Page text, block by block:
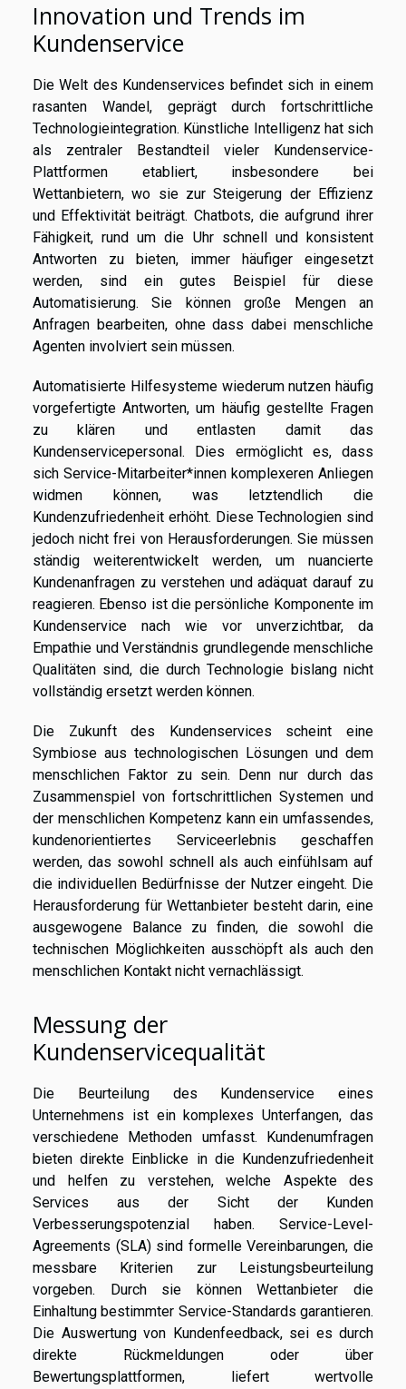
Innovation und Trends im
Kundenservice
Die Welt des Kundenservices befindet sich in einem
rasanten Wandel, geprägt durch fortschrittliche
Technologieintegration. Künstliche Intelligenz hat sich
als zentraler Bestandteil vieler Kundenservice-
Plattformen etabliert, insbesondere bei
Wettanbietern, wo sie zur Steigerung der Effizienz
und Effektivität beiträgt. Chatbots, die aufgrund ihrer
Fähigkeit, rund um die Uhr schnell und konsistent
Antworten zu bieten, immer häufiger eingesetzt
werden, sind ein gutes Beispiel für diese
Automatisierung. Sie können große Mengen an
Anfragen bearbeiten, ohne dass dabei menschliche
Agenten involviert sein müssen.
Automatisierte Hilfesysteme wiederum nutzen häufig
vorgefertigte Antworten, um häufig gestellte Fragen
zu klären und entlasten damit das
Kundenservicepersonal. Dies ermöglicht es, dass
sich Service-Mitarbeiter*innen komplexeren Anliegen
widmen können, was letztendlich die
Kundenzufriedenheit erhöht. Diese Technologien sind
jedoch nicht frei von Herausforderungen. Sie müssen
ständig weiterentwickelt werden, um nuancierte
Kundenanfragen zu verstehen und adäquat darauf zu
reagieren. Ebenso ist die persönliche Komponente im
Kundenservice nach wie vor unverzichtbar, da
Empathie und Verständnis grundlegende menschliche
Qualitäten sind, die durch Technologie bislang nicht
vollständig ersetzt werden können.
Die Zukunft des Kundenservices scheint eine
Symbiose aus technologischen Lösungen und dem
menschlichen Faktor zu sein. Denn nur durch das
Zusammenspiel von fortschrittlichen Systemen und
der menschlichen Kompetenz kann ein umfassendes,
kundenorientiertes Serviceerlebnis geschaffen
werden, das sowohl schnell als auch einfühlsam auf
die individuellen Bedürfnisse der Nutzer eingeht. Die
Herausforderung für Wettanbieter besteht darin, eine
ausgewogene Balance zu finden, die sowohl die
technischen Möglichkeiten ausschöpft als auch den
menschlichen Kontakt nicht vernachlässigt.
Messung der
Kundenservicequalität
Die Beurteilung des Kundenservice eines
Unternehmens ist ein komplexes Unterfangen, das
verschiedene Methoden umfasst. Kundenumfragen
bieten direkte Einblicke in die Kundenzufriedenheit
und helfen zu verstehen, welche Aspekte des
Services aus der Sicht der Kunden
Verbesserungspotenzial haben. Service-Level-
Agreements (SLA) sind formelle Vereinbarungen, die
messbare Kriterien zur Leistungsbeurteilung
vorgeben. Durch sie können Wettanbieter die
Einhaltung bestimmter Service-Standards garantieren.
Die Auswertung von Kundenfeedback, sei es durch
direkte Rückmeldungen oder über
Bewertungsplattformen, liefert wertvolle